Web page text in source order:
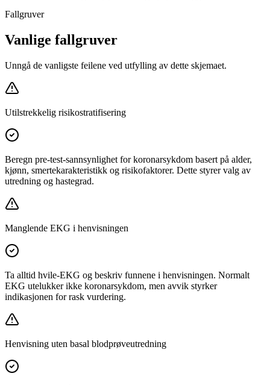
Fallgruver
Vanlige fallgruver
Unngå de vanligste feilene ved utfylling av dette skjemaet.
Utilstrekkelig risikostratifisering
Beregn pre-test-sannsynlighet for koronarsykdom basert på alder,
kjønn, smertekarakteristikk og risikofaktorer. Dette styrer valg av
utredning og hastegrad.
Manglende EKG i henvisningen
Ta alltid hvile-EKG og beskriv funnene i henvisningen. Normalt
EKG utelukker ikke koronarsykdom, men avvik styrker
indikasjonen for rask vurdering.
Henvisning uten basal blodprøveutredning